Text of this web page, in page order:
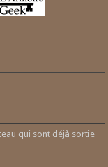
qui sont déjà sortie